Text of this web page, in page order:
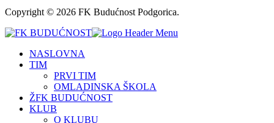
Copyright © 2026 FK Budućnost Podgorica.
NASLOVNA
TIM
PRVI TIM
OMLADINSKA ŠKOLA
ŽFK BUDUĆNOST
KLUB
O KLUBU